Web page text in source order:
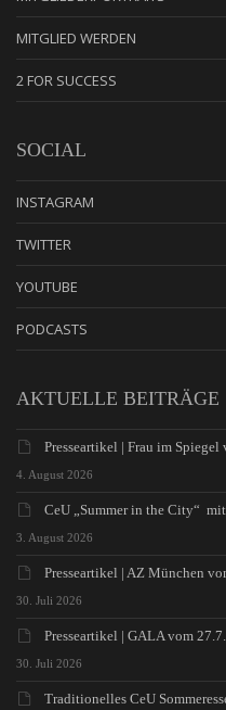
MITGLIED WERDEN
2 FOR SUCCESS
SOCIAL
INSTAGRAM
TWITTER
YOUTUBE
PODCASTS
AKTUELLE BEITRÄGE
Presseartikel | Frau im Spiegel
4. August 2026
CeU „Summer in the City“
3. August 2026
Presseartikel | AZ München
30. Juli 2026
Presseartikel | GALA vom
30. Juli 2026
Traditionelles CeU